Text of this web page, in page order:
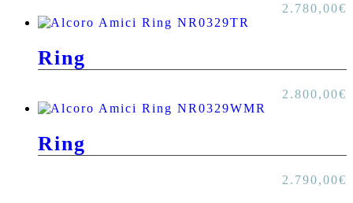
2.780,00€
Ring
2.800,00€
Ring
2.790,00€